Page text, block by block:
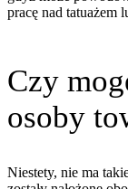
pracę nad tatuażem
Czy
osoby
Niestety, nie ma